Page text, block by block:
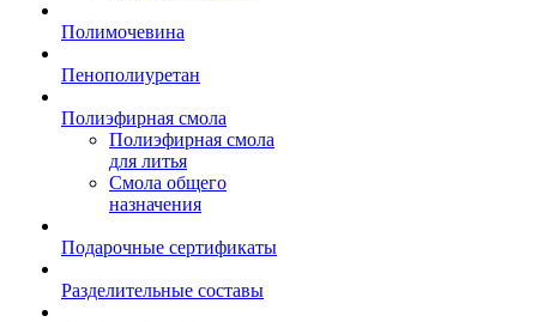
Полимочевина
Пенополиуретан
Полиэфирная смола
Полиэфирная смола
для литья
Смола общего
назначения
Подарочные сертификаты
Разделительные составы